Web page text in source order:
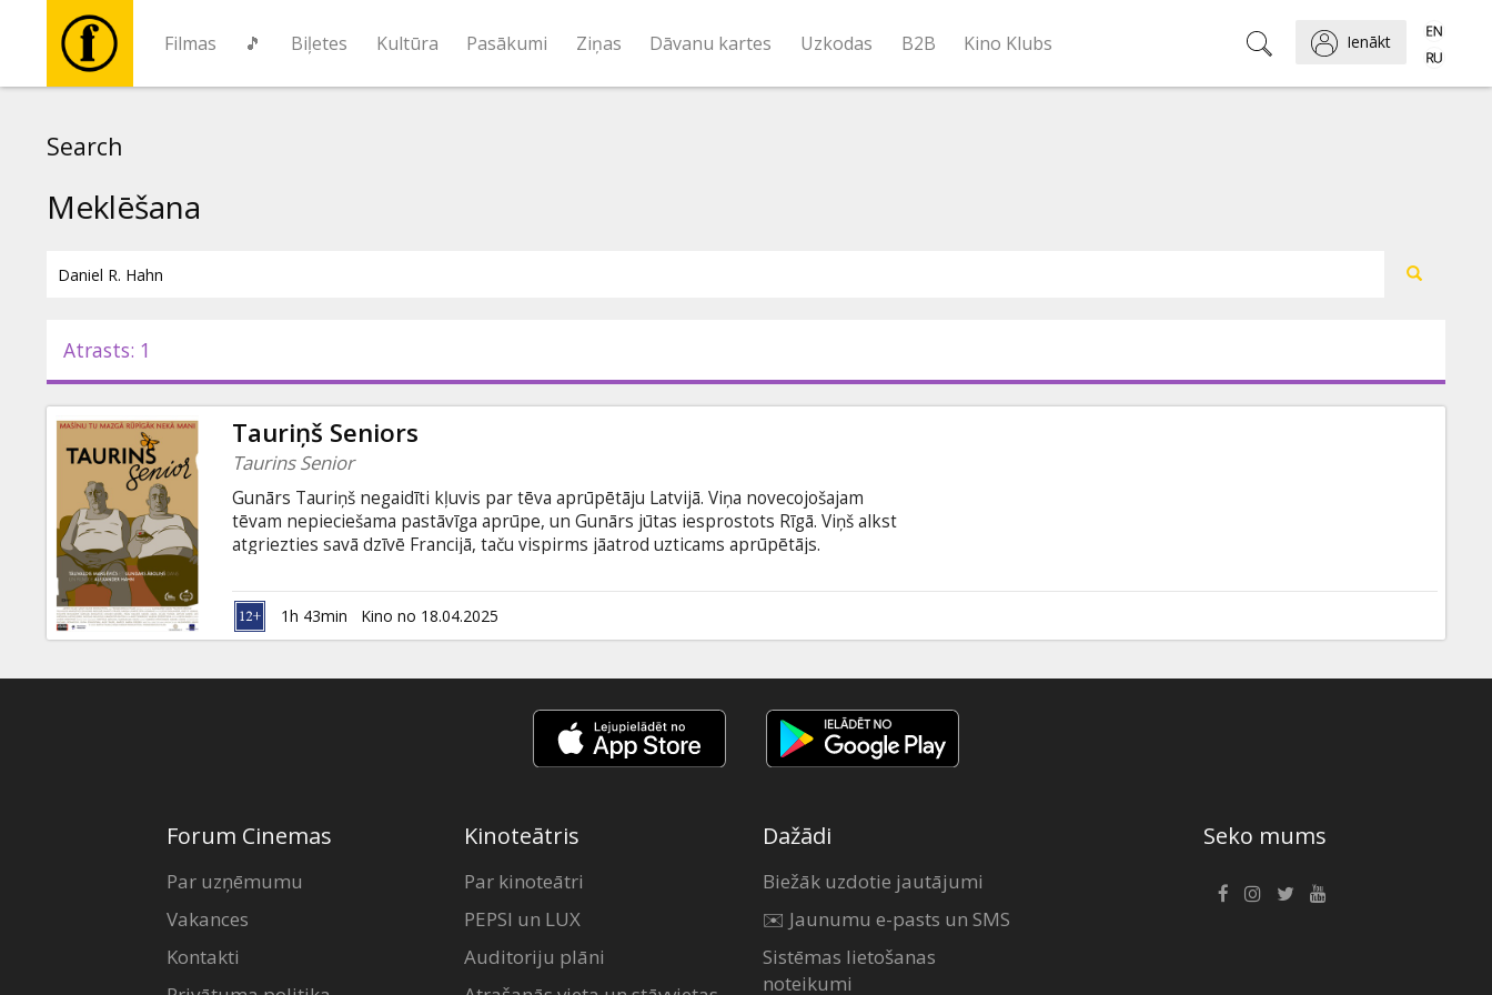
Filmas 🎵 Biļetes Kultūra Pasākumi Ziņas Dāvanu kartes Uzkodas B2B Kino Klubs Ienākt
Pasākumi
Ziņas
Dāvanu
kartes
Uzkodas
B2B
Search
Meklēšana
Atrasts: 1
Tauriņš Seniors
Taurins Senior
Gunārs Tauriņš negaidīti kļuvis par tēva aprūpētāju Latvijā. Viņa novecojošajam
tēvam nepieciešama pastāvīga aprūpe, un Gunārs jūtas iesprostots Rīgā. Viņš alkst
atgriezties savā dzīvē Francijā, taču vispirms jāatrod uzticams aprūpētājs.
sarežģījumi palēnina procesu. Dienas pārvēršas nedēļās, un Gunārs ir spiests
stāties pretī pagātnei, sarežģītajām attiecībām ar tēvu. Filma latviešu valodā ar
subtitriem angļu valodā.
1h 43min Kino no 18.04.2025
Forum Cinemas
Par uzņēmumu
Vakances
Kontakti
Kinoteātris
Par kinoteātri
PEPSI un LUX
Auditoriju plāni
Dažādi
Biežāk uzdotie jautājumi
✉️ Jaunumu e-pasts un SMS
Sistēmas lietošanas
noteikumi
Seko mums